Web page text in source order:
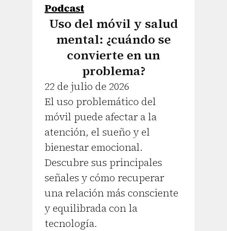
Podcast
Uso del móvil y salud
mental: ¿cuándo se
convierte en un
problema?
22 de julio de 2026
El uso problemático del
móvil puede afectar a la
atención, el sueño y el
bienestar emocional.
Descubre sus principales
señales y cómo recuperar
una relación más consciente
y equilibrada con la
tecnología.